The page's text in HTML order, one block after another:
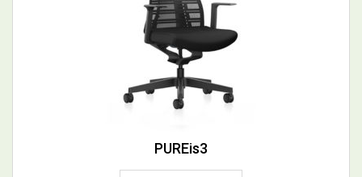
PUREis3
BEKIJK PRODUCT